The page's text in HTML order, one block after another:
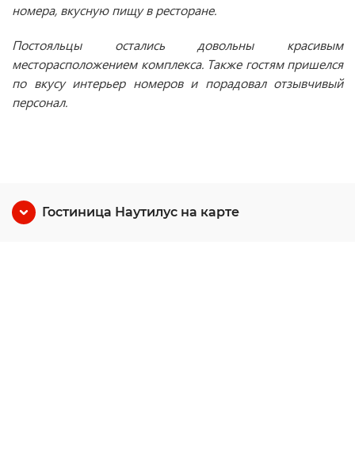
номера, вкусную пищу в ресторане.
Постояльцы остались довольны красивым
месторасположением комплекса. Также гостям пришелся
по вкусу интерьер номеров и порадовал отзывчивый
персонал.
Гостиница Наутилус на карте